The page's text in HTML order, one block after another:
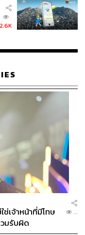
2.6K
เจ้าหน้าที่มีโทษ
มรับผิด
...